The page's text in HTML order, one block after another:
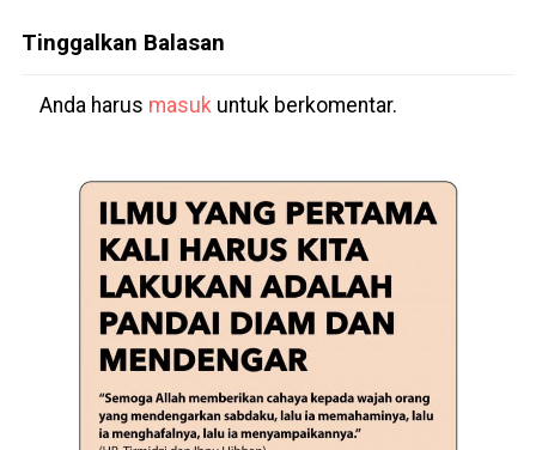
Tinggalkan Balasan
Anda harus masuk untuk berkomentar.